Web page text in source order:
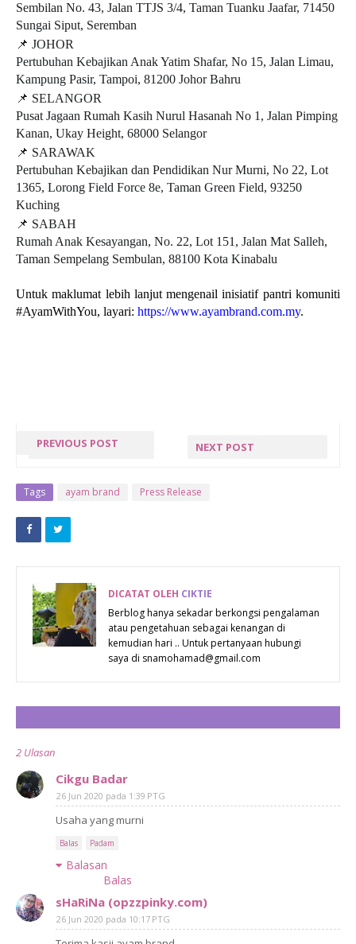
Sembilan No. 43, Jalan TTJS 3/4, Taman Tuanku Jaafar, 71450
Sungai Siput, Seremban
📌 JOHOR
Pertubuhan Kebajikan Anak Yatim Shafar, No 15, Jalan Limau,
Kampung Pasir, Tampoi, 81200 Johor Bahru
📌 SELANGOR
Pusat Jagaan Rumah Kasih Nurul Hasanah No 1, Jalan Pimping
Kanan, Ukay Height, 68000 Selangor
📌 SARAWAK
Pertubuhan Kebajikan dan Pendidikan Nur Murni, No 22, Lot
1365, Lorong Field Force 8e, Taman Green Field, 93250
Kuching
📌 SABAH
Rumah Anak Kesayangan, No. 22, Lot 151, Jalan Mat Salleh,
Taman Sempelang Sembulan, 88100 Kota Kinabalu
Untuk maklumat lebih lanjut mengenail inisiatif pantri komuniti
#AyamWithYou, layari: https://www.ayambrand.com.my.
PREVIOUS POST NEXT POST
Tags ayam brand Press Release
DICATAT OLEH CIKTIE
Berblog hanya sekadar berkongsi pengalaman
atau pengetahuan sebagai kenangan di
kemudian hari .. Untuk pertanyaan hubungi
saya di snamohamad@gmail.com
2 Ulasan
Cikgu Badar
26 Jun 2020 pada 1:39 PTG
Usaha yang murni
Balas Padam
Balasan
Balas
sHaRiNa (opzzpinky.com)
26 Jun 2020 pada 10:17 PTG